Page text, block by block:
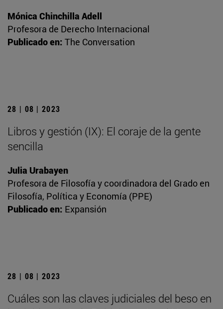
Mónica Chinchilla Adell
Profesora de Derecho Internacional
Publicado en: The Conversation
28 | 08 | 2023
Libros y gestión (IX): El coraje de la gente
sencilla
Julia Urabayen
Profesora de Filosofía y coordinadora del Grado en
Filosofía, Política y Economía (PPE)
Publicado en: Expansión
28 | 08 | 2023
Cuáles son las claves judiciales del beso en